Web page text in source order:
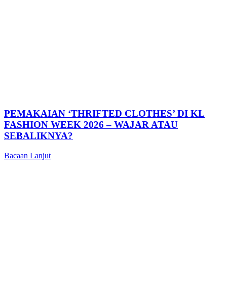
PEMAKAIAN ‘THRIFTED CLOTHES’ DI KL
FASHION WEEK 2026 – WAJAR ATAU
SEBALIKNYA?
Bacaan Lanjut